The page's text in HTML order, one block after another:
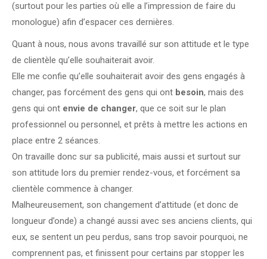
(surtout pour les parties où elle a l’impression de faire du
monologue) afin d’espacer ces dernières.
Quant à nous, nous avons travaillé sur son attitude et le type
de clientèle qu’elle souhaiterait avoir.
Elle me confie qu’elle souhaiterait avoir des gens engagés à
changer, pas forcément des gens qui ont besoin, mais des
gens qui ont envie de changer, que ce soit sur le plan
professionnel ou personnel, et prêts à mettre les actions en
place entre 2 séances.
On travaille donc sur sa publicité, mais aussi et surtout sur
son attitude lors du premier rendez-vous, et forcément sa
clientèle commence à changer.
Malheureusement, son changement d’attitude (et donc de
longueur d’onde) a changé aussi avec ses anciens clients, qui
eux, se sentent un peu perdus, sans trop savoir pourquoi, ne
comprennent pas, et finissent pour certains par stopper les